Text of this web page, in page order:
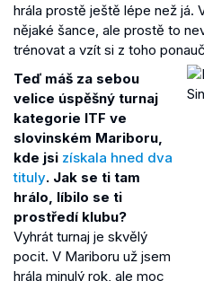
hrála prostě ještě lépe než já.
nějaké šance, ale prostě to
trénovat a vzít si z toho
Teď máš za sebou
velice úspěšný turnaj
kategorie ITF ve
slovinském Mariboru,
kde jsi získala hned dva
tituly. Jak se ti tam
hrálo, líbilo se ti
prostředí klubu?
Vyhrát turnaj je skvělý
pocit. V Mariboru už jsem
hrála minulý rok, ale moc